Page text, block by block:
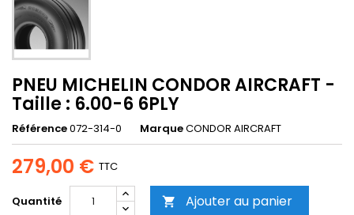
PNEU MICHELIN CONDOR AIRCRAFT -
Taille : 6.00-6 6PLY
Référence072-314-0 MarqueCONDOR AIRCRAFT
279,00 € TTC
Quantité  Ajouter au panier